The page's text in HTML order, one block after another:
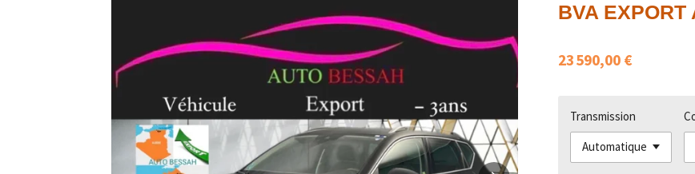
BVA EXPORT
23 590,00 €
Transmission